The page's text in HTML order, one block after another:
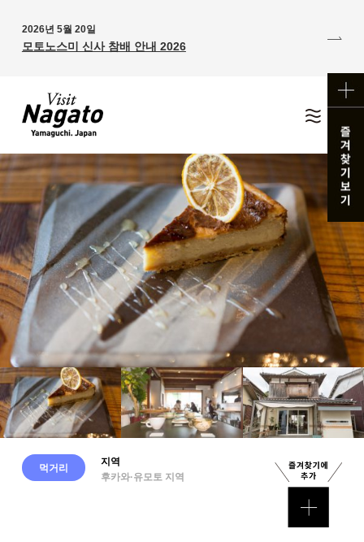
2026년 5월 20일
모토노스미 신사 참배 안내 2026
먹거리
지역
후카와·유모토 지역